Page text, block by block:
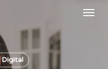
Menu